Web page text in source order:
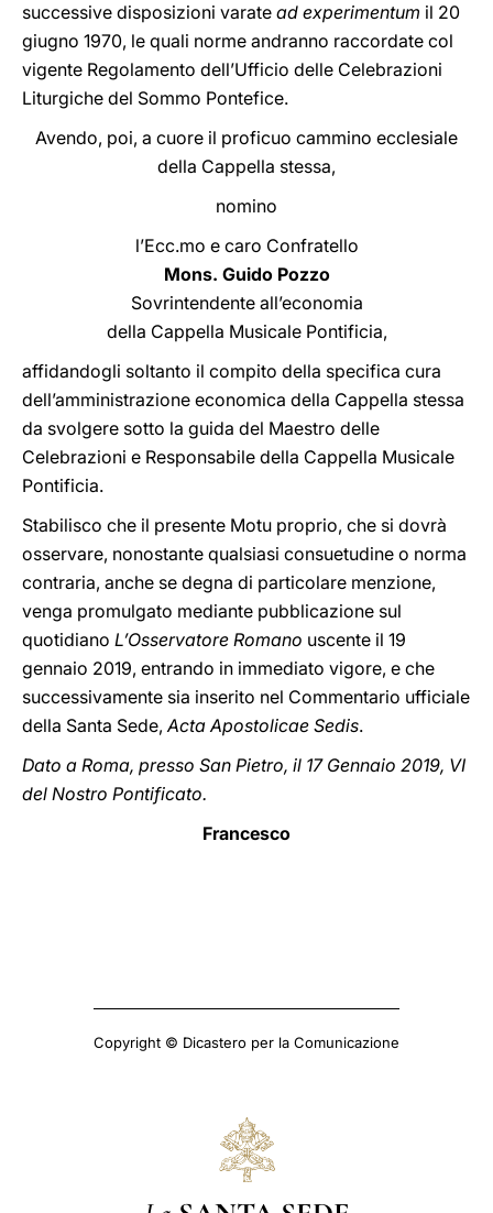
successive disposizioni varate ad experimentum il 20
giugno 1970, le quali norme andranno raccordate col
vigente Regolamento dell’Ufficio delle Celebrazioni
Liturgiche del Sommo Pontefice.
Avendo, poi, a cuore il proficuo cammino ecclesiale
della Cappella stessa,
nomino
l’Ecc.mo e caro Confratello
Mons. Guido Pozzo
Sovrintendente all’economia
della Cappella Musicale Pontificia,
affidandogli soltanto il compito della specifica cura
dell’amministrazione economica della Cappella stessa
da svolgere sotto la guida del Maestro delle
Celebrazioni e Responsabile della Cappella Musicale
Pontificia.
Stabilisco che il presente Motu proprio, che si dovrà
osservare, nonostante qualsiasi consuetudine o norma
contraria, anche se degna di particolare menzione,
venga promulgato mediante pubblicazione sul
quotidiano L’Osservatore Romano uscente il 19
gennaio 2019, entrando in immediato vigore, e che
successivamente sia inserito nel Commentario ufficiale
della Santa Sede, Acta Apostolicae Sedis.
Dato a Roma, presso San Pietro, il 17 Gennaio 2019, VI
del Nostro Pontificato.
Francesco
Copyright © Dicastero per la Comunicazione